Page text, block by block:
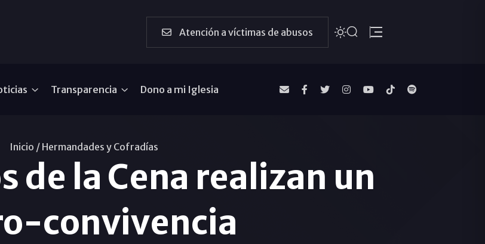
Atención a víctimas de abusos
Transparencia Dono a mi Iglesia
Inicio / Hermandades y Cofradías
de la Cena realizan un
convivencia